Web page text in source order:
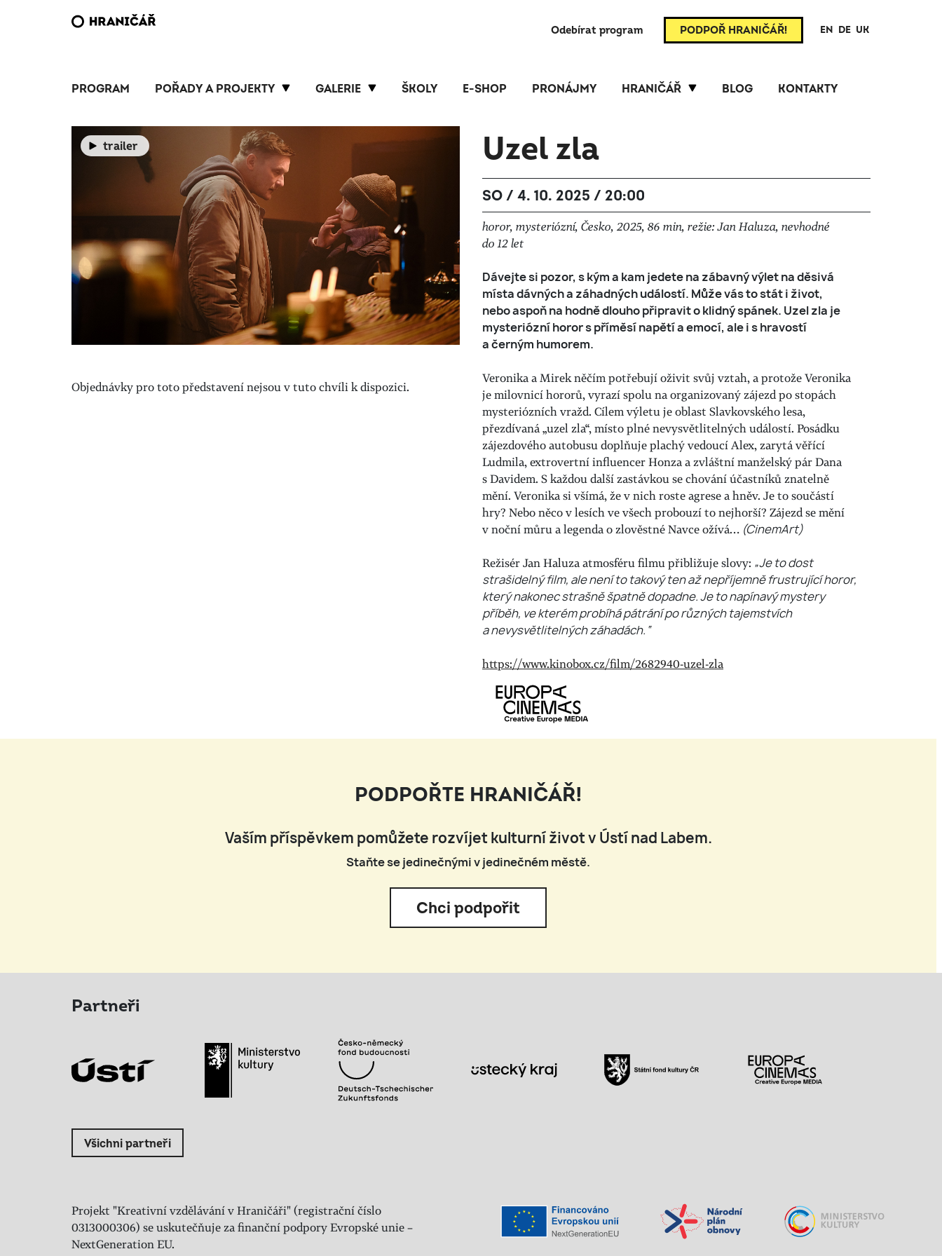
Odebírat program PODPOŘ HRANIČÁŘ! EN DE UK
PROGRAM POŘADY A PROJEKTY GALERIE ŠKOLY E-SHOP PRONÁJMY HRANIČÁŘ BLOG KONTAKTY
trailer Uzel zla
SO / 4. 10. 2025 / 20:00
horor, mysteriózní, Česko, 2025, 86 min, režie: Jan Haluza, nevhodné
do 12 let
Dávejte si pozor, s kým a kam jedete na zábavný výlet na děsivá
místa dávných a záhadných událostí. Může vás to stát i život,
nebo aspoň na hodně dlouho připravit o klidný spánek. Uzel zla je
mysteriózní horor s příměsí napětí a emocí, ale i s hravostí
a černým humorem.
Veronika a Mirek něčím potřebují oživit svůj vztah, a protože Veronika
je milovnicí hororů, vyrazí spolu na organizovaný zájezd po stopách
mysteriózních vražd. Cílem výletu je oblast Slavkovského lesa,
přezdívaná „uzel zla“, místo plné nevysvětlitelných událostí. Posádku
zájezdového autobusu doplňuje plachý vedoucí Alex, zarytá věřící
Ludmila, extrovertní influencer Honza a zvláštní manželský pár Dana
s Davidem. S každou další zastávkou se chování účastníků znatelně
mění. Veronika si všímá, že v nich roste agrese a hněv. Je to součástí
hry? Nebo něco v lesích ve všech probouzí to nejhorší? Zájezd se mění
v noční můru a legenda o zlověstné Navce ožívá… (CinemArt)
Režisér Jan Haluza atmosféru filmu přibližuje slovy: „Je to dost
strašidelný film, ale není to takový ten až nepříjemně frustrující horor,
který nakonec strašně špatně dopadne. Je to napínavý mystery
příběh, ve kterém probíhá pátrání po různých tajemstvích
a nevysvětlitelných záhadách.“
https://www.kinobox.cz/film/2682940-uzel-zla
Objednávky pro toto představení nejsou v tuto chvíli k dispozici.
PODPOŘTE HRANIČÁŘ!
Vaším příspěvkem pomůžete rozvíjet kulturní život v Ústí nad Labem.
Staňte se jedinečnými v jedinečném městě.
Chci podpořit
Partneři
Všichni partneři
Projekt "Kreativní vzdělávání v Hraničáři" (registrační číslo
0313000306) se uskutečňuje za finanční podpory Evropské unie –
NextGeneration EU.